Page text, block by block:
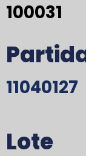
100031
11040127
Lote